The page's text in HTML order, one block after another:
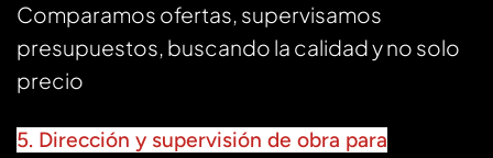
Comparamos ofertas, supervisamos
presupuestos, buscando la calidad y no solo
precio
5. Dirección y supervisión de obra para